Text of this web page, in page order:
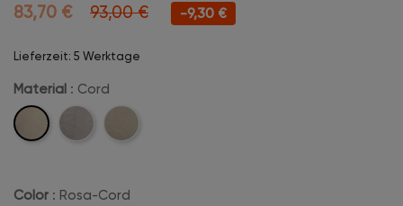
83,70 € 93,00 € -9,30 €
Lieferzeit: 5 Werktage
Material : Cord
Cord Velvet Boucle
Color : Rosa-Cord